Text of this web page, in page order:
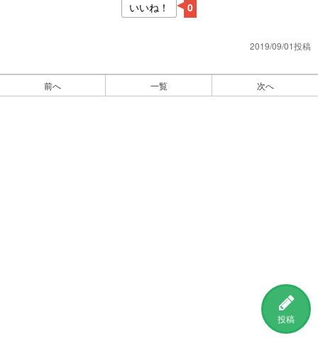
投稿
いいね！ 0
2019/09/01投稿
前へ 一覧 次へ